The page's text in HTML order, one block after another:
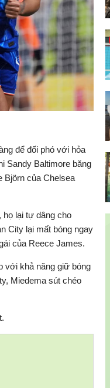
để đối phó với hỏa
Sandy Baltimore băng
Björn của Chelsea
họ lại tự dâng cho
City lại mất bóng ngay
của Reece James.
với khả năng giữ bóng
Miedema sút chéo